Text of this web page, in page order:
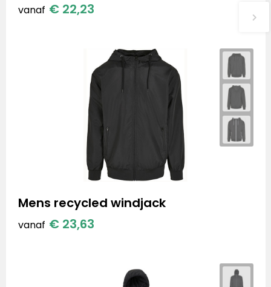
vanaf € 22,23
Mens recycled windjack
vanaf € 23,63